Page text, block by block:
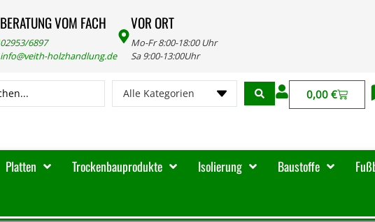
BERATUNG VOM FACH
02953/6897
info@veith-holzhandlung.de
VOR ORT
Mo-Fr 8:00-18:00 Uhr
Sa 9:00-13:00Uhr
Alle Kategorien 0,00 €
Platten Trockenbauprodukte Isolierung Baustoffe